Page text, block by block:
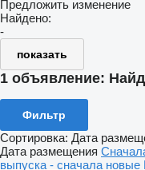
Предложить изменение
Найдено:
-
показать
1 объявление:
Фильтр
Сортировка: Дата
Дата размещения
выпуска - сначала новые